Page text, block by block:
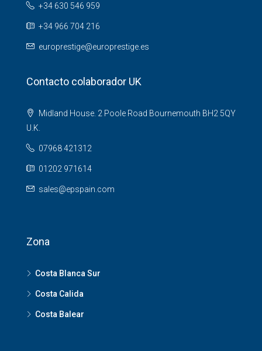
+34 630 546 959
+34 966 704 216
europrestige@europrestige.es
Contacto colaborador UK
Midland House. 2 Poole Road Bournemouth BH2 5QY
U.K.
07968 421312
01202 971614
sales@epspain.com
Zona
Costa Blanca Sur
Costa Calida
Costa Balear